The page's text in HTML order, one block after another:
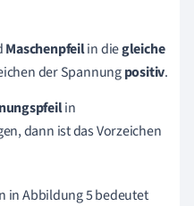
Maschenpfeilin diegleiche
der Spannungpositiv.
in
dann ist das Vorzeichen
in Abbildung 5 bedeutet